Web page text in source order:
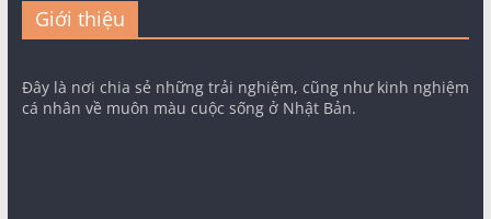
Giới thiệu
Đây là nơi chia sẻ những trải nghiệm, cũng như kinh nghiệm
cá nhân về muôn màu cuộc sống ở Nhật Bản.